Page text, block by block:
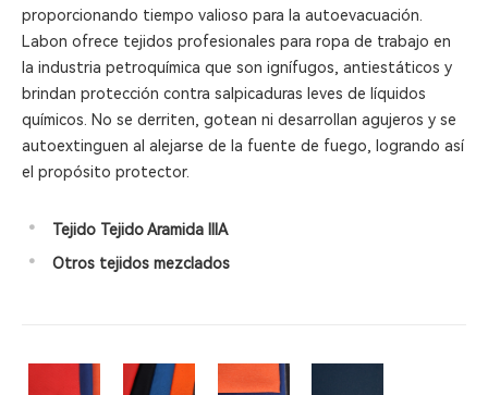
proporcionando tiempo valioso para la autoevacuación.
Labon ofrece tejidos profesionales para ropa de trabajo en
la industria petroquímica que son ignífugos, antiestáticos y
brindan protección contra salpicaduras leves de líquidos
químicos. No se derriten, gotean ni desarrollan agujeros y se
autoextinguen al alejarse de la fuente de fuego, logrando así
el propósito protector.
• Tejido Tejido Aramida IIIA
• Otros tejidos mezclados